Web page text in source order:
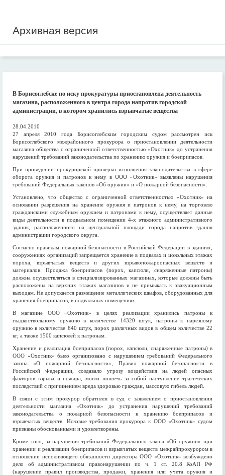
Архивная версия
В Борисоглебске по иску прокуратуры приостановлена деятельность
магазина, расположенного в центра города напротив городской
администрации, в котором хранились взрывчатые вещества
28.04.2010
27 апреля 2010 года Борисоглебским городским судом рассмотрен иск
Борисоглебского межрайонного прокурора о приостановлении деятельности
магазина общества с ограниченной ответственностью «Охотник» до устранения
нарушений требований законодательства по хранению оружия и боеприпасов.
При проведении прокурорской проверки исполнения законодательства в сфере
оборота оружия и патронов к нему в ООО «Охотник» выявлены нарушения
требований Федеральных законов «Об оружии» и «О пожарной безопасности».
Установлено, что общество с ограниченной ответственностью «Охотник» на
основании разрешения на хранение оружия и патронов к нему, на торговлю
гражданскими служебным оружием и патронами к нему, осуществляет данные
виды деятельности в подвальном помещении 4-х этажного административного
здания, расположенного на центральной площади города напротив здания
администрации городского округа.
Согласно правилам пожарной безопасности в Российской Федерации в зданиях,
сооружениях организаций запрещается хранение в подвалах и цокольных этажах
пороха, взрывчатых веществ и других взрывопожароопасных веществ и
материалов. Продажа боеприпасов (порох, капсюли, снаряженные патроны)
должна осуществляться в специализированных магазинах, которые должны быть
расположены на верхних этажах магазинов и не примыкать к эвакуационным
выходам. Не допускается размещение металлических шкафов, оборудованных для
хранения боеприпасов, в подвальных помещениях.
В магазине ООО «Охотник» в целях реализации хранились патроны к
гладкоствольному оружию в количестве 14320 штук, патроны к нарезному
оружию в количестве 640 штук, порох различных видов в общем количестве 22
кг, а также 1500 капсюлей к патронам.
Хранение и реализация боеприпасов (порох, капсюли, снаряженные патроны) в
ООО «Охотник» было организовано с нарушением требований Федерального
закона «О пожарной безопасности», Правил пожарной безопасности в
Российской Федерации, создавало угрозу воздействия на людей опасных
факторов взрыва и пожара, могло повлечь за собой наступление трагических
последствий с причинением вреда здоровью граждан, массовую гибель людей.
В связи с этим прокурор обратился в суд с заявлением о приостановлении
деятельности магазина «Охотник» до устранения нарушений требований
законодательства о пожарной безопасности к хранению боеприпасов и
взрывчатых веществ. Исковые требования прокурора к ООО «Охотник» судом
признаны обоснованными и удовлетворены.
Кроме того, за нарушения требований Федерального закона «Об оружии» при
хранении и реализации боеприпасов и взрывчатых веществ межрайпрокурором в
отношении исполняющего обязанности директора ООО «Охотник» возбуждено
дело об административном правонарушении по ч. 1 ст. 20.8 КоАП РФ
(нарушение правил производства, продажи, хранения или учета оружия и